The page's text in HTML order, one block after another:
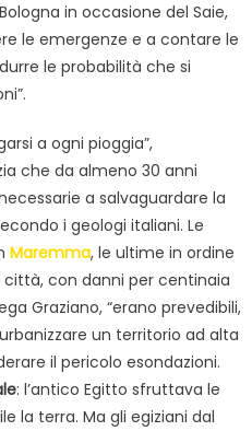
in occasione del Saie,
le emergenze e a contare le
le probabilità che si
a ogni pioggia”,
che da almeno 30 anni
a salvaguardare la
i geologi italiani. Le
Maremma, le ultime in ordine
con danni per centinaia
Graziano, “erano prevedibili,
un territorio ad alta
il pericolo esondazioni.
: l’antico Egitto sfruttava le
la terra. Ma gli egiziani dal